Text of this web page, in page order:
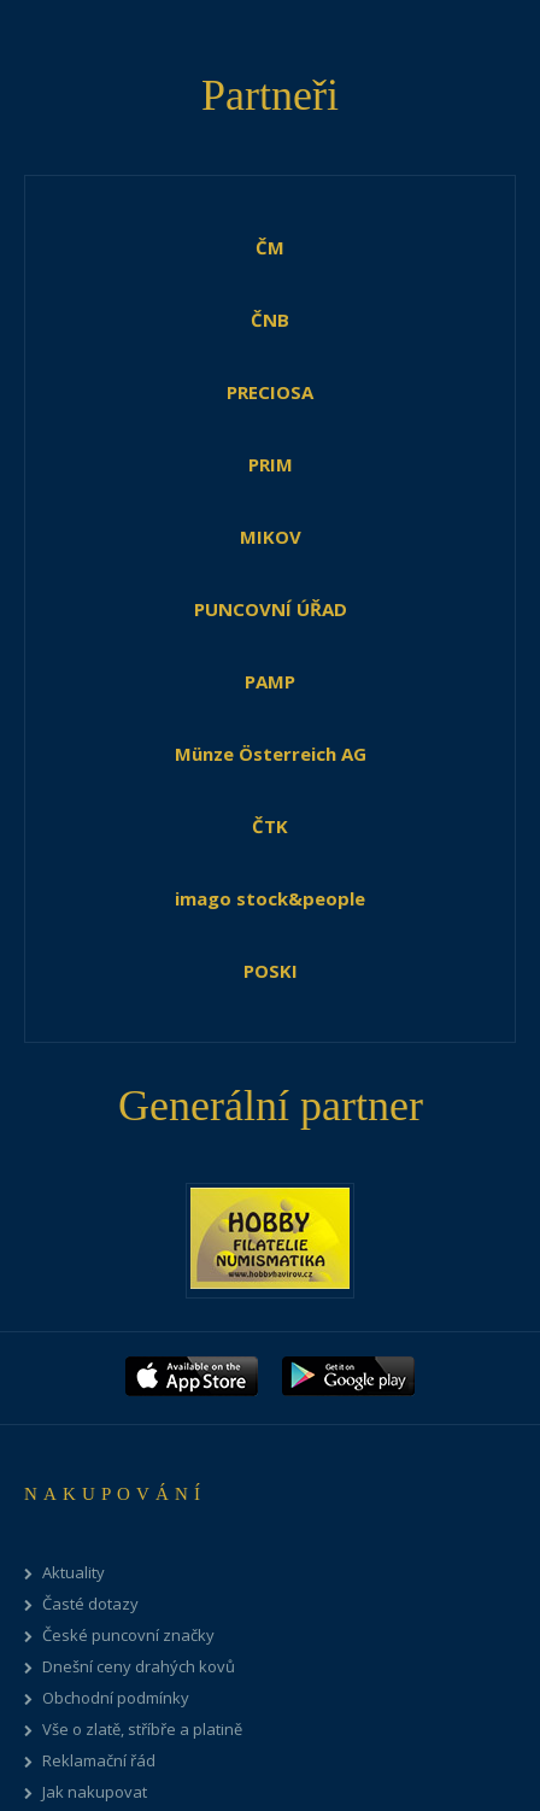
Partneři
ČM
ČNB
PRECIOSA
PRIM
MIKOV
PUNCOVNÍ ÚŘAD
PAMP
Münze Österreich AG
ČTK
imago stock&people
POSKI
Generální partner
NAKUPOVÁNÍ
Aktuality
Časté dotazy
České puncovní značky
Dnešní ceny drahých kovů
Obchodní podmínky
Vše o zlatě, stříbře a platině
Reklamační řád
Jak nakupovat